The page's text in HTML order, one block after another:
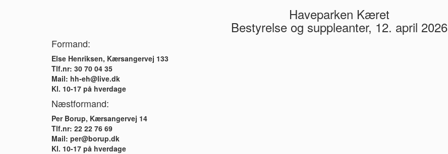
Haveparken Kæret
Bestyrelse og suppleanter, 12. april 2026
Formand:
Else Henriksen, Kærsangervej 133
Tlf.nr: 30 70 04 35
Mail: hh-eh@live.dk
Kl. 10-17 på hverdage
Næstformand:
Per Borup, Kærsangervej 14
Tlf.nr: 22 22 76 69
Mail: per@borup.dk
Kl. 10-17 på hverdage